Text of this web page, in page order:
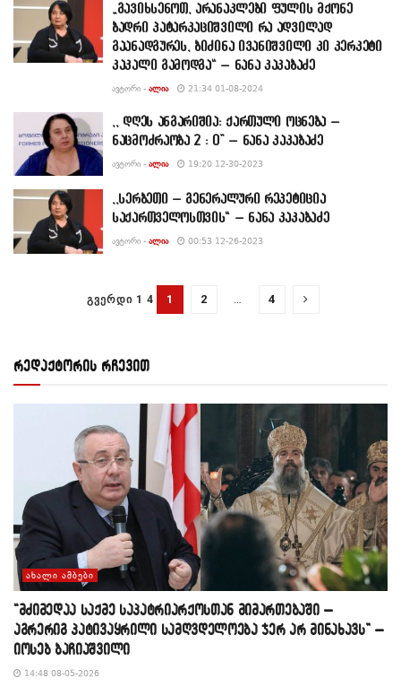
„გავიხსენოთ, არანაკლები ფულის მქონე
ბადრი პატარკაციშვილი რა ადვილად
გაანადგურეს, ბიძინა ივანიშვილი კი კერკეტი
კაკალი გამოდგა“ – ნანა კაკაბაძე
ᲐᲕᲢᲝᲠᲘ - ᲐᲚᲘᲐ 21:34 01-08-2024
,, დღეს ანგარიშია: ქართული ოცნება –
ნაცმოძრაობა 2 : 0” – ნანა კაკაბაძე
ᲐᲕᲢᲝᲠᲘ - ᲐᲚᲘᲐ 19:20 12-30-2023
,,სერბეთი – გენერალური რეპეტიცია
საქართველოსთვის“ – ნანა კაკაბაძე
ᲐᲕᲢᲝᲠᲘ - ᲐᲚᲘᲐ 00:53 12-26-2023
ᲒᲕᲔᲠᲓᲘ 1 4 1 2 4
რედაქტორის რჩევით
ᲐᲮᲐᲚᲘ ᲐᲛᲑᲔᲑᲘ
“მძიმედაა საქმე საპატრიარქოსთან მიმართებაში –
აგრერიგ პატივაყრილი სამღვდელოება ჯერ არ მინახავს” –
იოსებ ბაჩიაშვილი
14:48 08-05-2026